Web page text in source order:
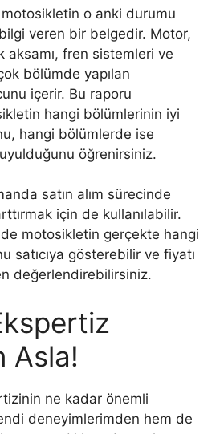
o anki durumu
veren bir belgedir. Motor,
aksamı, fren sistemleri ve
bölümde yapılan
içerir. Bu raporu
hangi bölümlerinin iyi
hangi bölümlerde ise
öğrenirsiniz.
satın alım sürecinde
için de kullanılabilir.
motosikletin gerçekte hangi
satıcıya gösterebilir ve fiyatı
değerlendirebilirsiniz.
Asla!
ne kadar önemli
deneyimlerimden hem de